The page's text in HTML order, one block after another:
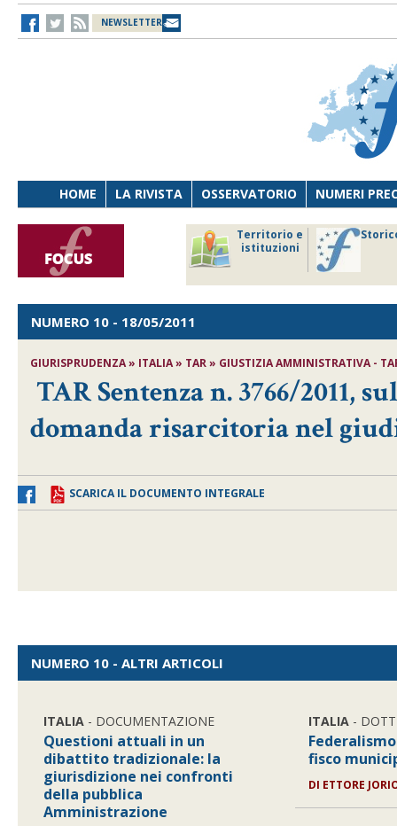
NEWSLETTER
HOME LA RIVISTA OSSERVATORIO NUMERI
Territorio e
istituzioni
NUMERO 10 - 18/05/2011
GIURISPRUDENZA » ITALIA » TAR » GIUSTIZIA AMMINISTRATIVA -
TAR Sentenza n. 3766/2011,
domanda risarcitoria nel
SCARICA IL DOCUMENTO INTEGRALE
NUMERO 10 - ALTRI ARTICOLI
ITALIA - DOCUMENTAZIONE
Questioni attuali in un
dibattito tradizionale: la
giurisdizione nei confronti
della pubblica
Amministrazione
ITALIA -
fisco
DI ETTORE